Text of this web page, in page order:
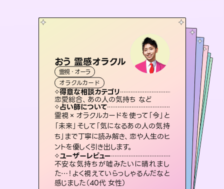
おう 霊感オラクル
霊視・オーラ
オラクルカード
得意な相談カテゴリ
恋愛総合、あの人の気持ち など
占い師について
霊視×オラクルカードを使って「今」と
「未来」そして「気になるあの人の気持
ち」まで丁寧に読み解き、恋や人生のヒ
ントを優しく引き出します。
ユーザーレビュー
不安な気持ちが嘘みたいに晴れまし
た…！よく視えていらっしゃるんだなと
感じました（40代 女性）
アイリス -iris-
西洋占星術
ルーン
得意な相談カテゴリ
恋愛総合、片想い、二人の未来 など
占い師について
復縁、恋愛、不倫の行方、同性愛や片
思い、仕事関係や借金問題まで知りた
いことや心の負担になっていることを
紐解き、背中をそっと押して導きます。
ユーザーレビュー
安心感のあり、言い切ってくれる所や濁
さない鑑定のおかげで、毎回自分の気
持ちを整えられます（30代 男性）
未来視師＊花
霊視・オーラ
スピリチュアル・リーディング
得意な相談カテゴリ
出逢い、片想い、復縁 など
占い師について
未来には何パターンもの選択肢があり
ます。不安で視えにくくなっているあな
たの素敵な未来を見つけ、その未来を
選択できるようアドバイスします。
ユーザーレビュー
職場の人の性質や人間関係、本心など
本当によく視えていてびっくり。対策が
打てて前向きになれます（40代）
とうげんみう
霊視・オーラ
スピリチュアル・リーディング
得意な相談カテゴリ
片想い、あの人の気持ち、復縁 など
占い師について
恋愛のお悩みの中でも特に「曖昧な関係」の相談を得意としており、友達以上恋人未満なお相手との今後や本音を丁寧に読み解き恋愛成就へと導きます。
ユーザーレビュー
鑑定していただいてアドバイス通りに行
動すると仲が復活してきました。ありが
とうございました（40代 女性）
スピリチュアル・リーディング
得意な相談カテゴリ
片想い、あの人の気持ち、復縁 など
占い師について
3,700年以上の歴史を持つ東洋最古の
占術「易占」で詳細まで占い、幸せへ向
かう道筋を示します。厳しい結果にも具
体的な対策をお伝えします。
ユーザーレビュー
複雑な背景もしっかり聞いて鑑定して
いただけました。気持ちが楽になりまし
た（50代 女性）
霊視・オーラ タロット
スピリチュアル・リーディング
得意な相談カテゴリ
片想い、二人の未来、年の差 など
占い師について
連絡再開、復縁、成就などの報告実績
多数。セラピストとして2万超の施術経
験があるからこそできる鑑定で、より良
い未来をサポートします。
ユーザーレビュー
とても心温まる鑑定でした。しかもこち
らは何も言っていないのに視えていらっ
しゃるんだなと驚きです（30代女性）